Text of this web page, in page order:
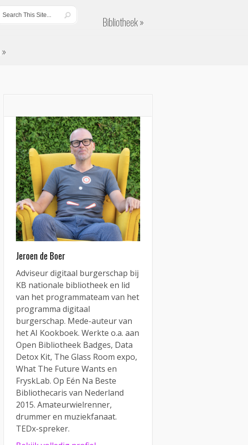
Bibliotheek
Jeroen de Boer
Adviseur digitaal burgerschap bij
KB nationale bibliotheek en lid
van het programmateam van het
programma digitaal
burgerschap. Mede-auteur van
het AI Kookboek. Werkte o.a. aan
Open Bibliotheek Badges, Data
Detox Kit, The Glass Room expo,
What The Future Wants en
FryskLab. Op Eén Na Beste
Bibliothecaris van Nederland
2015. Amateurwielrenner,
drummer en muziekfanaat.
TEDx-spreker.